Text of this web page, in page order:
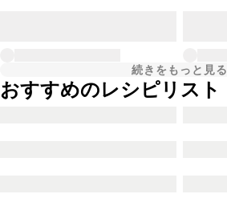
続きをもっと見る
おすすめのレシピリスト